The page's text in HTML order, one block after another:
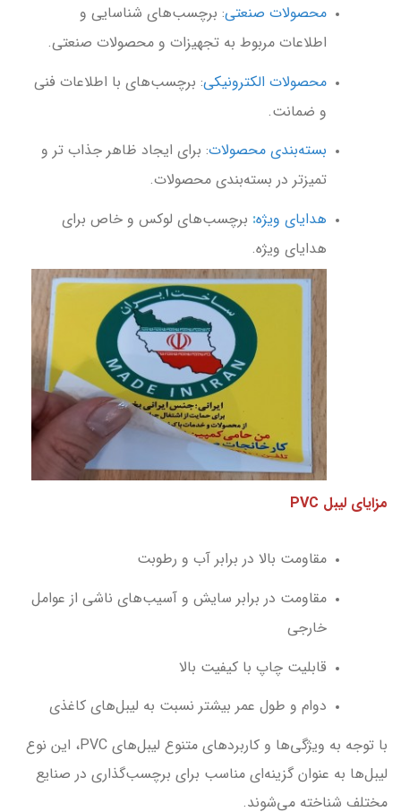
محصولات صنعتی: برچسب‌های شناسایی و
اطلاعات مربوط به تجهیزات و محصولات صنعتی.
محصولات الکترونیکی: برچسب‌های با اطلاعات فنی
و ضمانت.
بسته‌بندی محصولات: برای ایجاد ظاهر جذاب تر و
تمیزتر در بسته‌بندی محصولات.
هدایای ویژه: برچسب‌های لوکس و خاص برای
هدایای ویژه.
مزایای لیبل PVC
مقاومت بالا در برابر آب و رطوبت
مقاومت در برابر سایش و آسیب‌های ناشی از عوامل
خارجی
قابلیت چاپ با کیفیت بالا
دوام و طول عمر بیشتر نسبت به لیبل‌های کاغذی
با توجه به ویژگی‌ها و کاربردهای متنوع لیبل‌های PVC، این نوع
لیبل‌ها به عنوان گزینه‌ای مناسب برای برچسب‌گذاری در صنایع
مختلف شناخته می‌شوند.